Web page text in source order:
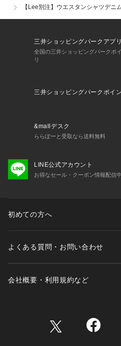
【Lee別注】ウエスタンシャツデニ
三井ショッピングパークアプリ
全国の三井ショッピングパークポ
リ
三井ショッピングパークポイ
&mallデスク
ららぽーと受取なら送料無料
LINE公式アカウント
お得なセール・クーポン情報配信中
初めての方へ
よくある質問・お問い合わせ
会社概要・利用規約など